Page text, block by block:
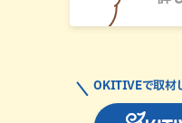
OKITIVEで取材